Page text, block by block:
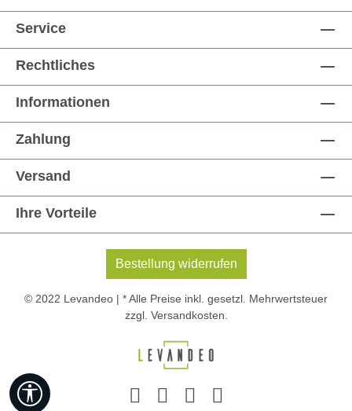
Service
Rechtliches
Informationen
Zahlung
Versand
Ihre Vorteile
Bestellung widerrufen
© 2022 Levandeo | * Alle Preise inkl. gesetzl. Mehrwertsteuer
zzgl. Versandkosten
Werkzeugleiste anzeigen